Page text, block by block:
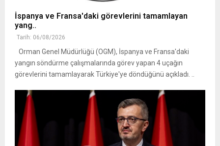
İspanya ve Fransa'daki görevlerini tamamlayan
yang..
Tarih: 06/08/2026
Orman Genel Müdürlüğü (OGM), İspanya ve Fransa'daki
yangın söndürme çalışmalarında görev yapan 4 uçağın
görevlerini tamamlayarak Türkiye'ye döndüğünü açıkladı. ..